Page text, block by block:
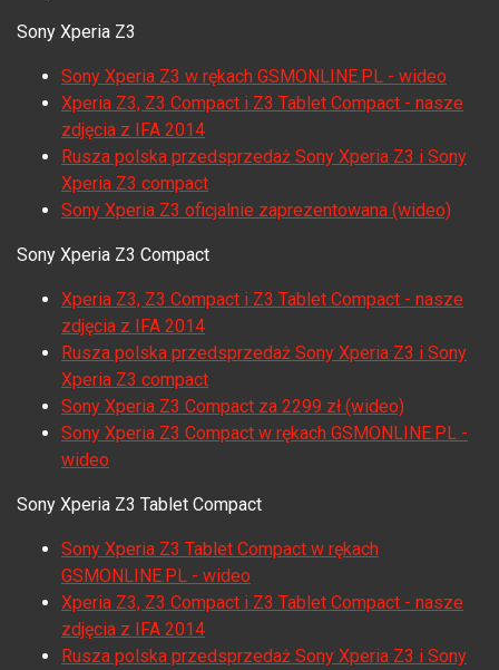
Sony Xperia Z3
Sony Xperia Z3 w rękach GSMONLINE.PL - wideo
Xperia Z3, Z3 Compact i Z3 Tablet Compact - nasze
zdjęcia z IFA 2014
Rusza polska przedsprzedaż Sony Xperia Z3 i Sony
Xperia Z3 compact
Sony Xperia Z3 oficjalnie zaprezentowana (wideo)
Sony Xperia Z3 Compact
Xperia Z3, Z3 Compact i Z3 Tablet Compact - nasze
zdjęcia z IFA 2014
Rusza polska przedsprzedaż Sony Xperia Z3 i Sony
Xperia Z3 compact
Sony Xperia Z3 Compact za 2299 zł (wideo)
Sony Xperia Z3 Compact w rękach GSMONLINE.PL -
wideo
Sony Xperia Z3 Tablet Compact
Sony Xperia Z3 Tablet Compact w rękach
GSMONLINE.PL - wideo
Xperia Z3, Z3 Compact i Z3 Tablet Compact - nasze
zdjęcia z IFA 2014
Rusza polska przedsprzedaż Sony Xperia Z3 i Sony